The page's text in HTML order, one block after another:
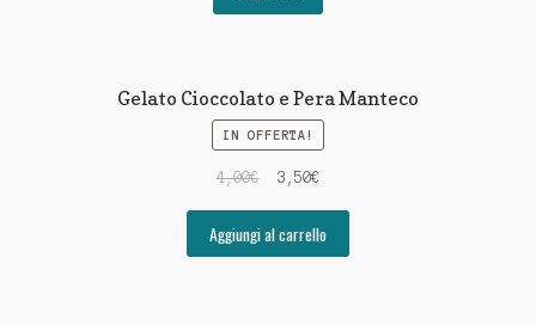
Gelato Cioccolato e Pera Manteco
IN OFFERTA!
4,00€ 3,50€
Aggiungi al carrello